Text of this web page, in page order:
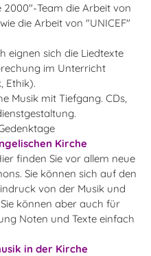
2000"-Team die Arbeit von
die Arbeit von "UNICEF"
eignen sich die Liedtexte
im Unterricht
Ethik).
Musik mit Tiefgang. CDs,
Kirche
finden Sie vor allem neue
Sie können sich auf den
von der Musik und
können aber auch für
Noten und Texte einfach
in der Kirche